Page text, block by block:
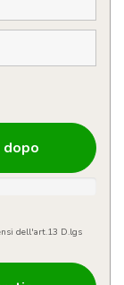
dopo
dell'art.13 D.lgs